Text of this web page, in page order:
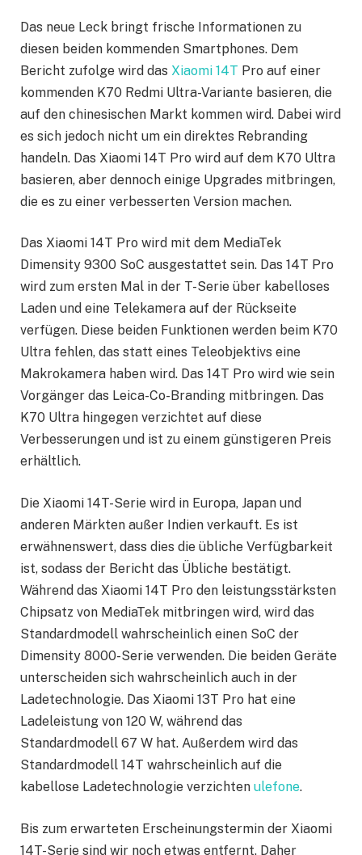
Das neue Leck bringt frische Informationen zu
diesen beiden kommenden Smartphones. Dem
Bericht zufolge wird das Xiaomi 14T Pro auf einer
kommenden K70 Redmi Ultra-Variante basieren, die
auf den chinesischen Markt kommen wird. Dabei wird
es sich jedoch nicht um ein direktes Rebranding
handeln. Das Xiaomi 14T Pro wird auf dem K70 Ultra
basieren, aber dennoch einige Upgrades mitbringen,
die es zu einer verbesserten Version machen.
Das Xiaomi 14T Pro wird mit dem MediaTek
Dimensity 9300 SoC ausgestattet sein. Das 14T Pro
wird zum ersten Mal in der T-Serie über kabelloses
Laden und eine Telekamera auf der Rückseite
verfügen. Diese beiden Funktionen werden beim K70
Ultra fehlen, das statt eines Teleobjektivs eine
Makrokamera haben wird. Das 14T Pro wird wie sein
Vorgänger das Leica-Co-Branding mitbringen. Das
K70 Ultra hingegen verzichtet auf diese
Verbesserungen und ist zu einem günstigeren Preis
erhältlich.
Die Xiaomi 14T-Serie wird in Europa, Japan und
anderen Märkten außer Indien verkauft. Es ist
erwähnenswert, dass dies die übliche Verfügbarkeit
ist, sodass der Bericht das Übliche bestätigt.
Während das Xiaomi 14T Pro den leistungsstärksten
Chipsatz von MediaTek mitbringen wird, wird das
Standardmodell wahrscheinlich einen SoC der
Dimensity 8000-Serie verwenden. Die beiden Geräte
unterscheiden sich wahrscheinlich auch in der
Ladetechnologie. Das Xiaomi 13T Pro hat eine
Ladeleistung von 120 W, während das
Standardmodell 67 W hat. Außerdem wird das
Standardmodell 14T wahrscheinlich auf die
kabellose Ladetechnologie verzichten ulefone.
Bis zum erwarteten Erscheinungstermin der Xiaomi
14T-Serie sind wir noch etwas entfernt. Daher